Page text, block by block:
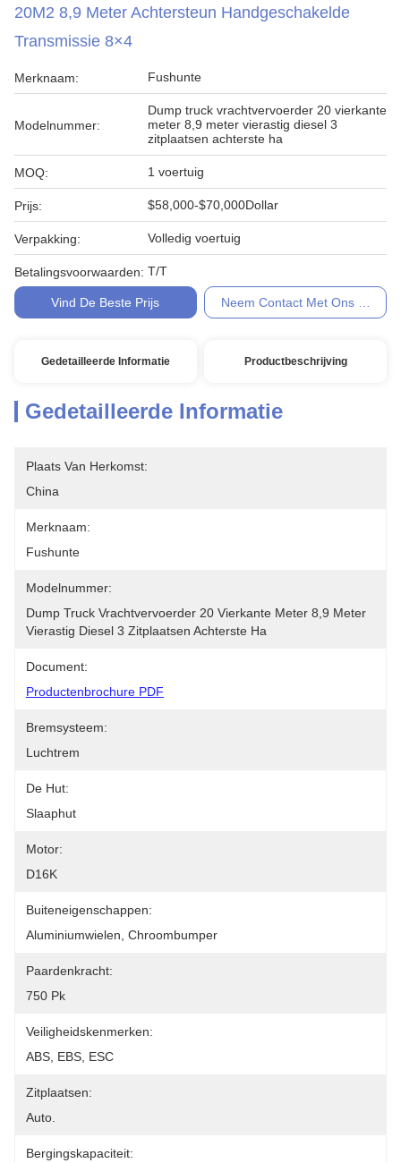
20M2 8,9 Meter Achtersteun Handgeschakelde
Transmissie 8×4
Merknaam: Fushunte
Modelnummer:
Dump truck vrachtvervoerder 20 vierkante
meter 8,9 meter vierastig diesel 3
zitplaatsen achterste ha
MOQ: 1 voertuig
Prijs: $58,000-$70,000Dollar
Verpakking: Volledig voertuig
Betalingsvoorwaarden: T/T
Vind De Beste Prijs Neem Contact Met Ons Op
Gedetailleerde Informatie Productbeschrijving
Gedetailleerde Informatie
Plaats Van Herkomst:
China
Merknaam:
Fushunte
Modelnummer:
Dump Truck Vrachtvervoerder 20 Vierkante Meter 8,9 Meter
Vierastig Diesel 3 Zitplaatsen Achterste Ha
Document:
Productenbrochure PDF
Bremsysteem:
Luchtrem
De Hut:
Slaaphut
Motor:
D16K
Buiteneigenschappen:
Aluminiumwielen, Chroombumper
Paardenkracht:
750 Pk
Veiligheidskenmerken:
ABS, EBS, ESC
Zitplaatsen:
Auto.
Bergingskapaciteit: